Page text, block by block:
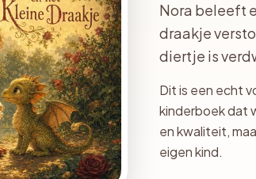
Nora beleeft
draakje
diertje is
Dit is een echt
kinderboek dat
en kwaliteit,
eigen kind.